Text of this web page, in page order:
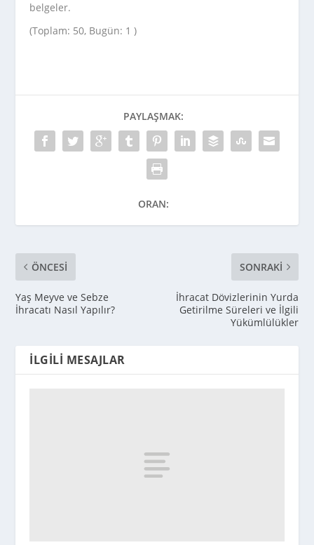
belgeler.
(Toplam: 50, Bugün: 1 )
PAYLAŞMAK:
ORAN:
ÖNCESI
Yaş Meyve ve Sebze
İhracatı Nasıl Yapılır?
SONRAKI
İhracat Dövizlerinin Yurda
Getirilme Süreleri ve İlgili
Yükümlülükler
İLGILI MESAJLAR